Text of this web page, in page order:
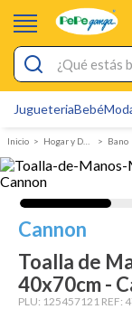
¿Qué estás
JugueteriaBebé
Hogar y Decoracion Bano
Cannon
Toalla de
40x70cm -
PLU: 125457121 REF:
Pijamas
Electro
Figuras Toy Story
Carters
Silla Mecedora